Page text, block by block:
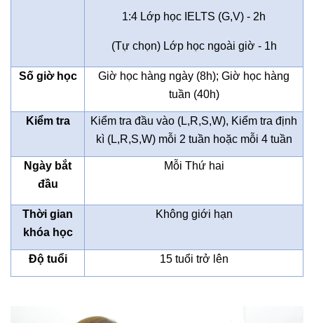
1:4 Lớp học IELTS (G,V) - 2h
(Tự chọn) Lớp học ngoài giờ - 1h
Số giờ học
Giờ học hàng ngày (8h); Giờ học hàng
tuần (40h)
Kiểm tra
Kiểm tra đầu vào (L,R,S,W), Kiểm tra định
kì (L,R,S,W) mỗi 2 tuần hoặc mỗi 4 tuần
Ngày bắt
đầu
Mỗi Thứ hai
Thời gian
khóa học
Không giới hạn
Độ tuổi 15 tuổi trở lên